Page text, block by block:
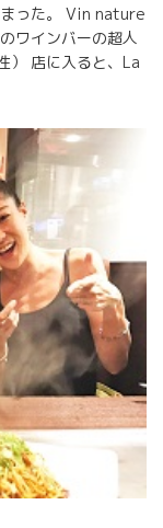
まった。 Vin nature
ワインバーの超人
） 店に入ると、La
ファン・ティソ
Delobre） も
って来た。 ステフ
natureを広めて
るようだった。
、バイヤーで